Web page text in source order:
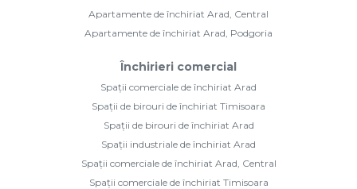
Apartamente de închiriat Arad, Central
Apartamente de închiriat Arad, Podgoria
Închirieri comercial
Spații comerciale de închiriat Arad
Spații de birouri de închiriat Timisoara
Spații de birouri de închiriat Arad
Spații industriale de închiriat Arad
Spații comerciale de închiriat Arad, Central
Spații comerciale de închiriat Timisoara